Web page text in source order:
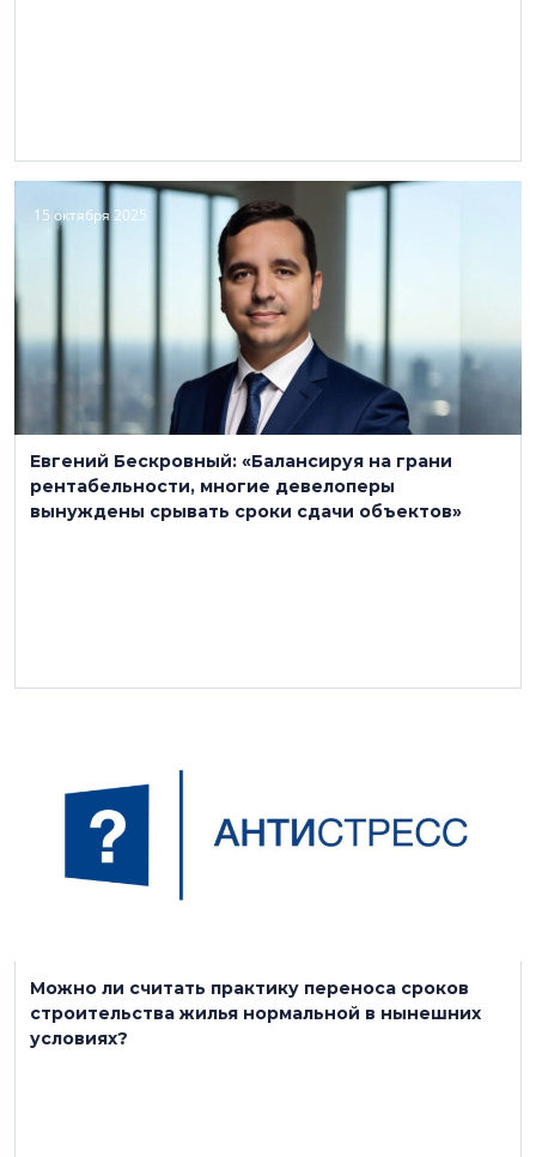
15 октября 2025
Евгений Бескровный: «Балансируя на грани
рентабельности, многие девелоперы
вынуждены срывать сроки сдачи объектов»
Можно ли считать практику переноса сроков
строительства жилья нормальной в нынешних
условиях?